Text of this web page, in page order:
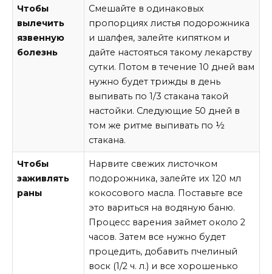
Чтобы
вылечить
язвенную
болезнь
Смешайте в одинаковых
пропорциях листья подорожника
и шалфея, залейте кипятком и
дайте настояться такому лекарству
сутки. Потом в течение 10 дней вам
нужно будет трижды в день
выпивать по 1/3 стакана такой
настойки. Следующие 50 дней в
том же ритме выпивать по ½
стакана.
Чтобы
заживлять
раны
Нарвите свежих листочком
подорожника, залейте их 120 мл
кокосового масла. Поставьте все
это вариться на водяную баню.
Процесс варения займет около 2
часов. Затем все нужно будет
процедить, добавить пчелиный
воск (1/2 ч. л.) и все хорошенько